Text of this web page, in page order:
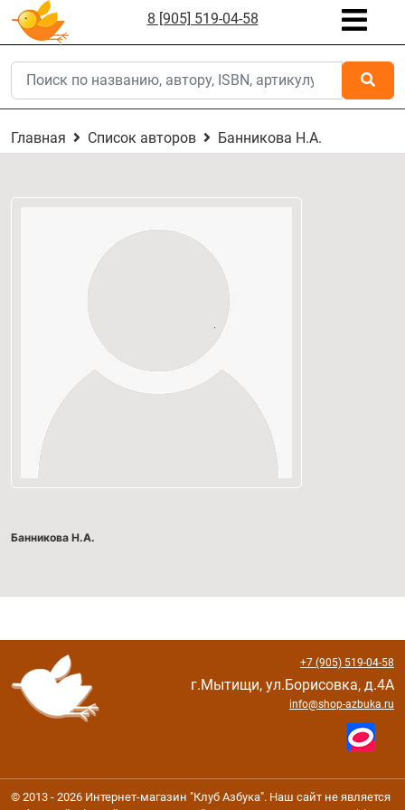
8 [905] 519-04-58
Главная Список авторов Банникова Н.А.
Банникова Н.А.
+7 (905) 519-04-58
г.Мытищи, ул.Борисовка, д.4А
info@shop-azbuka.ru
© 2013 - 2026 Интернет-магазин "Клуб Азбука". Наш сайт не является